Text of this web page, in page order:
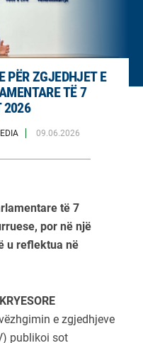
PËR ZGJEDHJET E
TË 7
2026
09.06.2026
të 7
por në një
u reflektua në
e zgjedhjeve
publikoi sot